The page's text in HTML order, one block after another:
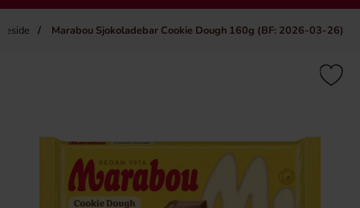
Marabou Sjokoladebar Cookie Dough 160g (BF: 2026-03-26)
×